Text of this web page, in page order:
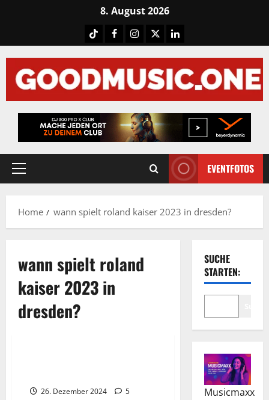
8. August 2026
TiktokFacebook
Instagram
X LinkedIN
Primary
EVENTFOTOS
Home wann spielt roland kaiser 2023 in dresden?
wann spielt roland
kaiser 2023 in
dresden?
26. Dezember 2024 5
SUCHE
STARTEN:
Musicmaxx